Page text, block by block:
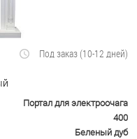
Под заказ (10-12 дней)
Портал для электроочага
400
Беленый дуб